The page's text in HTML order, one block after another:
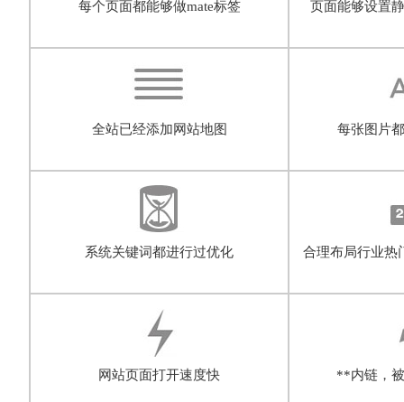
每个页面都能够做mate标签 页面能够设置
全站已经添加网站地图 每张图片
系统关键词都进行过优化 合理布局行业热
网站页面打开速度快 **内链，